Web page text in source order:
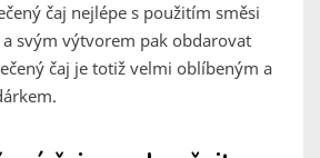
čaj nejlépe s použitím směsi
svým výtvorem pak obdarovat
čaj je totiž velmi oblíbeným a